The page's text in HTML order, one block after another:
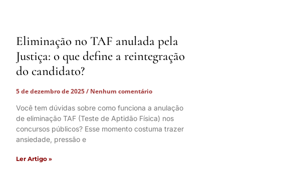
Eliminação no TAF anulada pela
Justiça: o que define a reintegração
do candidato?
5 de dezembro de 2025 Nenhum comentário
Você tem dúvidas sobre como funciona a anulação
de eliminação TAF (Teste de Aptidão Física) nos
concursos públicos? Esse momento costuma trazer
ansiedade, pressão e
Ler Artigo »